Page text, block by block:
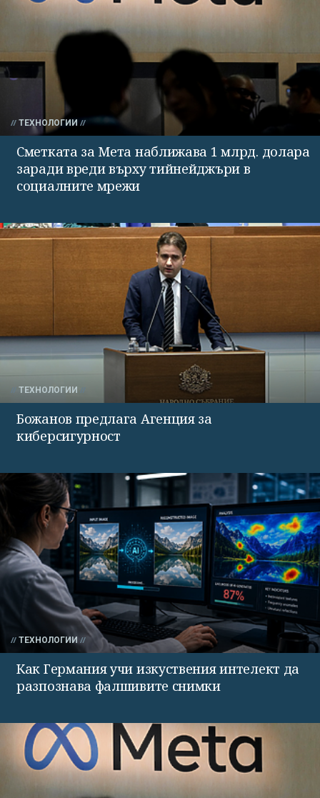
ТЕХНОЛОГИИ
Сметката за Мета наближава 1 млрд. долара
заради вреди върху тийнейджъри в
социалните мрежи
ТЕХНОЛОГИИ
Божанов предлага Агенция за
киберсигурност
ТЕХНОЛОГИИ
Как Германия учи изкуствения интелект да
разпознава фалшивите снимки